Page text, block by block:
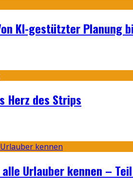
KI-gestützter Planung
Herz des Strips
Urlauber kennen –